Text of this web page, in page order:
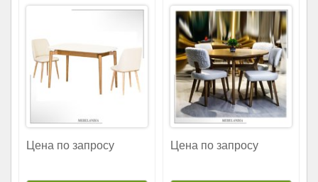
Цена по запросу Цена по запросу